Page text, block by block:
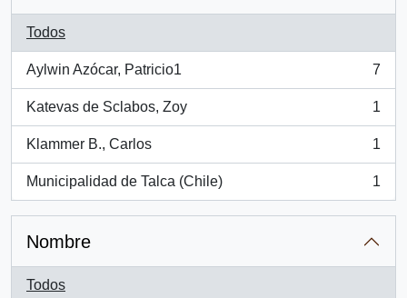
Todos
Aylwin Azócar, Patricio1
, 7 resultados
7
Katevas de Sclabos, Zoy
, 1 resultados
1
Klammer B., Carlos
, 1 resultados
1
Municipalidad de Talca (Chile)
, 1 resultados
1
Nombre
Todos